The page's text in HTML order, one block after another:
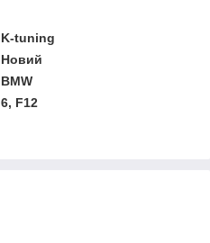
K-tuning
Новий
BMW
6, F12